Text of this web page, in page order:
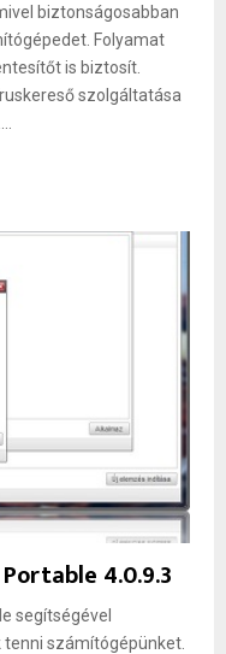
biztonságosabban
Folyamat
is biztosít.
szolgáltatása
4.0.9.3
segítségével
számítógépünket.